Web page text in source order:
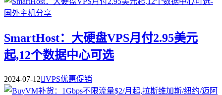
SmartHost：大硬盘VPS月付2.95美元
起,12个数据中心可选
2024-07-12VPS优惠促销